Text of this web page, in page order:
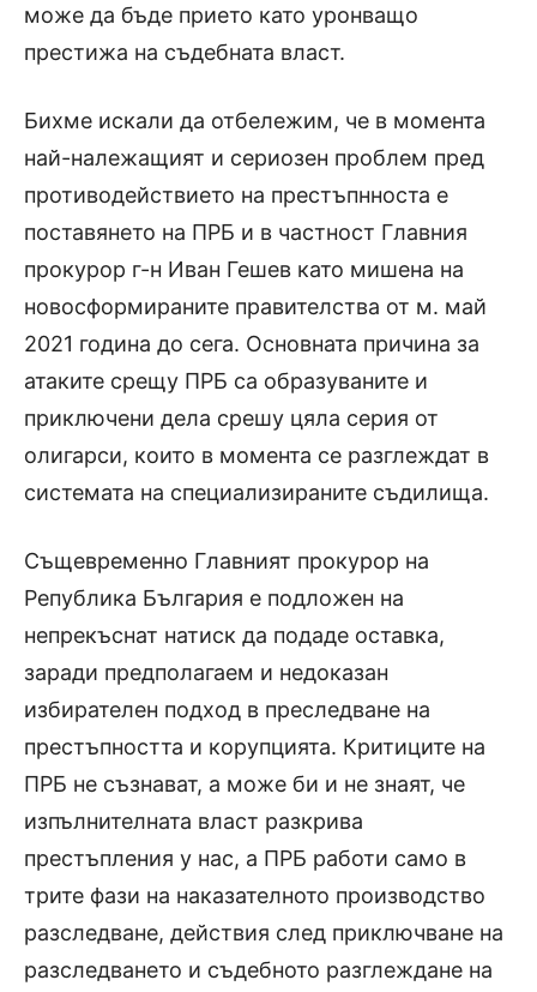
може да бъде прието като уронващо
престижа на съдебната власт.
Бихме искали да отбележим, че в момента
най-належащият и сериозен проблем пред
противодействието на престъпнноста е
поставянето на ПРБ и в частност Главния
прокурор г-н Иван Гешев като мишена на
новосформираните правителства от м. май
2021 година до сега. Основната причина за
атаките срещу ПРБ са образуваните и
приключени дела срешу цяла серия от
олигарси, които в момента се разглеждат в
системата на специализираните съдилища.
Същевременно Главният прокурор на
Република България е подложен на
непрекъснат натиск да подаде оставка,
заради предполагаем и недоказан
избирателен подход в преследване на
престъпността и корупцията. Критиците на
ПРБ не съзнават, а може би и не знаят, че
изпълнителната власт разкрива
престъпления у нас, а ПРБ работи само в
трите фази на наказателното производство
разследване, действия след приключване на
разследването и съдебното разглеждане на